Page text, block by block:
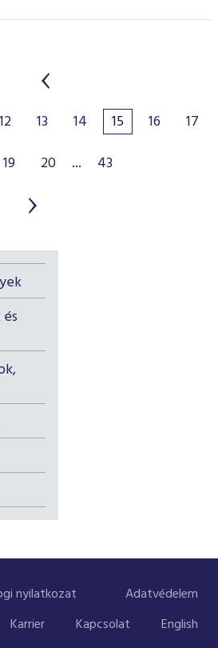
12 13 14 15 16
17
19 20 ... 43
nyilatkozat
Adatvédelem
Karrier Kapcsolat English